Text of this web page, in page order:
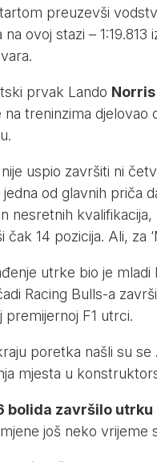
preuzevši
ovoj stazi –
prvak Lando Norris
na treninzima
uspio završiti ni
od glavnih priča
nesretnih
čak 14 pozicija. Ali, za
utrke bio je mladi
Racing Bulls-a
premijernoj F1 utrci.
poretka našli su
mjesta u
bolida završilo utrku
još neko vrijeme